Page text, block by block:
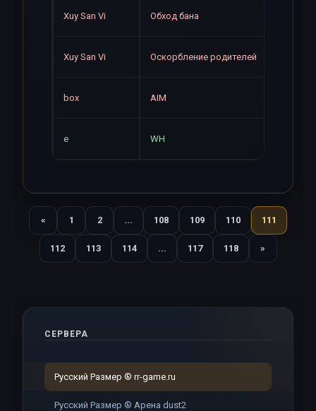
СЕРВЕРА
Русский Размер ® rr-game.ru
Русский Размер ® Арена dust2
Xuy San Vi Обход бана
Xuy San Vi Оскорбление родителей
box AIM
e WH
«Назад1 2 ... 108 109 110 111
112 113 114 ... 117 118 »Вперед